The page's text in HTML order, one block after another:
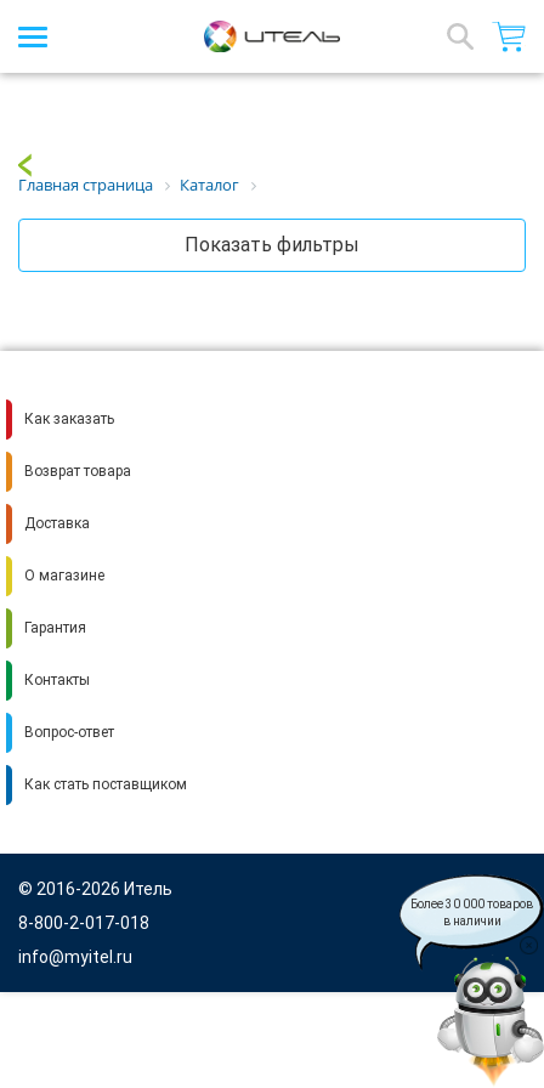
Более 30 000 товаров
в наличии
Array
Главная страница Каталог
Показать фильтры
Как заказать
Возврат товара
Доставка
О магазине
Гарантия
Контакты
Вопрос-ответ
Как стать поставщиком
© 2016-2026 Итель
8-800-2-017-018
info@myitel.ru